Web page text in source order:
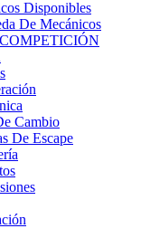
Disponibles
De Mecánicos
Cambio
De Escape